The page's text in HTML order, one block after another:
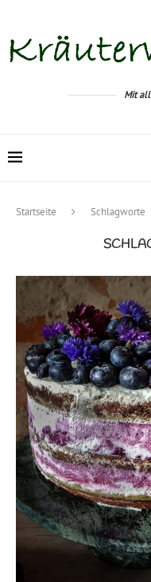
Mit
Startseite Schlagworte